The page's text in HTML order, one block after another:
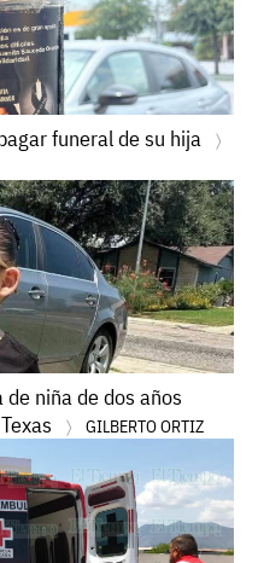
funeral de su hija
niña de dos años
GILBERTO ORTIZ